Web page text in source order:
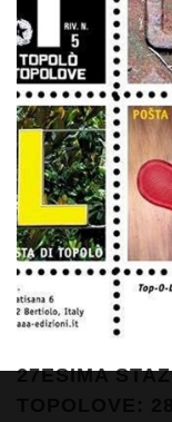
27ESIMA
TOPOLOVE: